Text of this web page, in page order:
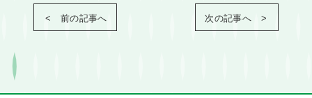
< 前の記事へ 次の記事へ >